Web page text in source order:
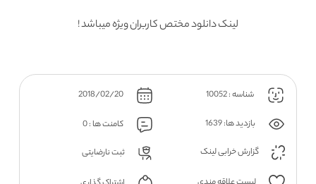
لینک دانلود مختص کاربران ویژه میباشد !
شناسه : 10052 2018/02/20
بازدید ها: 1639
کامنت ها : 0
گزارش خرابی لینک
ثبت نارضایتی